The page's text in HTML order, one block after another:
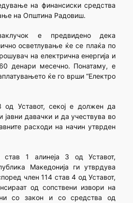
на финансиски средства
на Општина Радовиш.
е предвидено дека
осветлување ќе се плаќа по
на електрична енергија и
денари месечно. Понатаму, е
ќе го врши “Електро
Уставот, секој е должен да
јавни давачки и да учествува во
расходи на начин утврден
став 1 алинеја 3 од Уставот,
Македонија ги утврдува
член 114 став 4 од Уставот,
од сопствени извори на
со закон и со средства од